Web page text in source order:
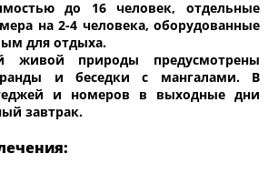
до 16 человек, отдельные
на 2-4 человека, оборудованные
для отдыха.
живой природы предусмотрены
и беседки с мангалами. В
и номеров в выходные дни
завтрак.